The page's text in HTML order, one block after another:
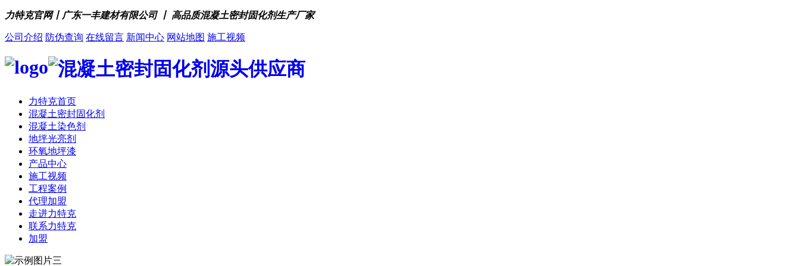
力特克官网丨广东一丰建材有限公司 丨 高品质混凝土密封固化剂生产厂家
公司介绍 防伪查询 在线留言 新闻中心 网站地图 施工视频
力特克首页
混凝土密封固化剂
混凝土染色剂
地坪光亮剂
环氧地坪漆
产品中心
施工视频
工程案例
代理加盟
走进力特克
联系力特克
加盟